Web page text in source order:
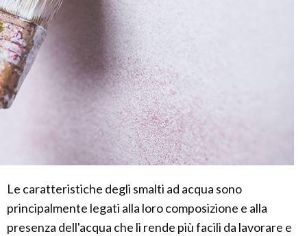
Le caratteristiche degli smalti ad acqua sono
principalmente legati alla loro composizione e alla
presenza dell'acqua che li rende più facili da lavorare e